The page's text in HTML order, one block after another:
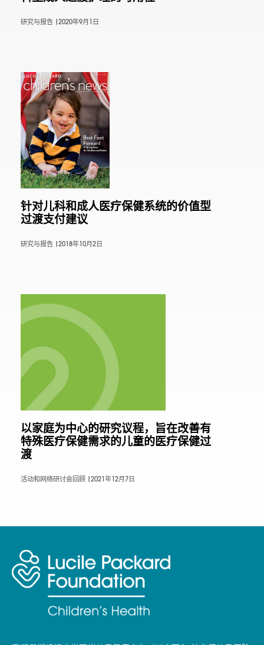
研究与报告 | 2020年9月1日
针对儿科和成人医疗保健系统的价值型
过渡支付建议
研究与报告 | 2018年10月2日
以家庭为中心的研究议程，旨在改善有
特殊医疗保健需求的儿童的医疗保健过
渡
活动和网络研讨会回顾 | 2021年12月7日